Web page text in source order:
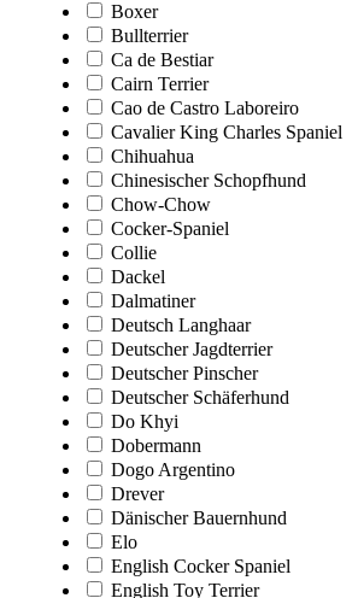
Boxer
Bullterrier
Ca de Bestiar
Cairn Terrier
Cao de Castro Laboreiro
Cavalier King Charles Spaniel
Chihuahua
Chinesischer Schopfhund
Chow-Chow
Cocker-Spaniel
Collie
Dackel
Dalmatiner
Deutsch Langhaar
Deutscher Jagdterrier
Deutscher Pinscher
Deutscher Schäferhund
Do Khyi
Dobermann
Dogo Argentino
Drever
Dänischer Bauernhund
Elo
English Cocker Spaniel
English Toy Terrier